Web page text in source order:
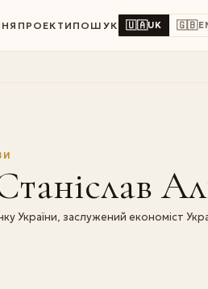
ПРОЕКТИ ПОШУК 🇺🇦UK 🇬🇧
України, заслужений економіст